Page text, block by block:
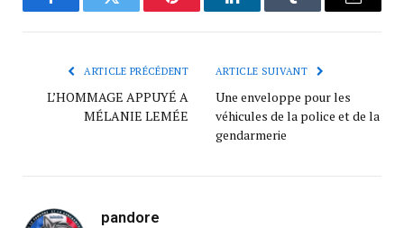
FacebookTwitter Pinterest LinkedInTumblr
ARTICLE PRÉCÉDENT
L’HOMMAGE APPUYÉ A
MÉLANIE LEMÉE
ARTICLE SUIVANT
Une enveloppe pour les
véhicules de la police et de la
gendarmerie
pandore